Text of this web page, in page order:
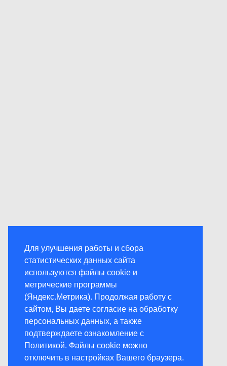
Для улучшения работы и сбора
статистических данных сайта
используются файлы cookie и
метрические программы
(Яндекс.Метрика). Продолжая работу с
сайтом, Вы даете согласие на обработку
персональных данных, а также
подтверждаете ознакомление с
Политикой. Файлы cookie можно
отключить в настройках Вашего браузера.